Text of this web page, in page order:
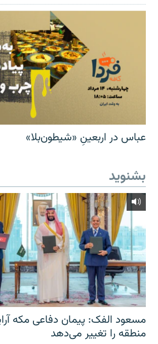
عباس در اربعینِ «شیطون‌بلا»
بشنوید
مسعود الفک: پیمان دفاعی مکه
منطقه را تغییر می‌دهد